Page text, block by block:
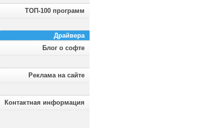
ТОП-100 программ
Драйвера
Блог о софте
Реклама на сайте
Контактная информация